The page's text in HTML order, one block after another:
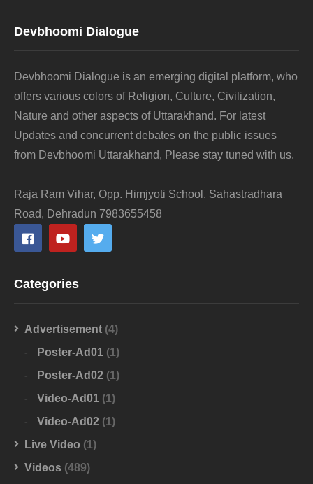
Devbhoomi Dialogue
Devbhoomi Dialogue is an emerging digital platform, who
offers various colors of Religion, Culture, Civilization,
Nature and other aspects of Uttarakhand. For latest
Updates and concurrent debates on the public issues
from Devbhoomi Uttarakhand, Please stay tuned with us.
Raja Ram Vihar, Opp. Himjyoti School, Sahastradhara
Road, Dehradun 7983655458
Categories
Advertisement (4)
Poster-Ad01 (1)
Poster-Ad02 (1)
Video-Ad01 (1)
Video-Ad02 (1)
Live Video (1)
Videos (489)